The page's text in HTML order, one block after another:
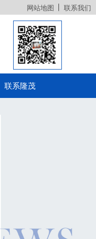
网站地图 联系我们
联系隆茂